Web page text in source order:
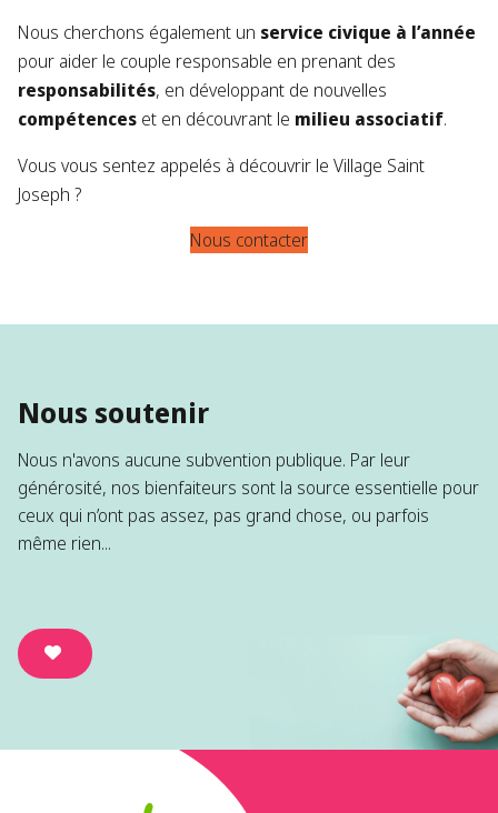
Nous cherchons également un service civique à l’année
pour aider le couple responsable en prenant des
responsabilités, en développant de nouvelles
compétences et en découvrant le milieu associatif.
Vous vous sentez appelés à découvrir le Village Saint
Joseph ?
Nous contacter
Nous soutenir
Nous n'avons aucune subvention publique. Par leur
générosité, nos bienfaiteurs sont la source essentielle pour
ceux qui n’ont pas assez, pas grand chose, ou parfois
même rien...